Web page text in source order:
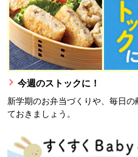
今週のストックに！
新学期のお弁当づくりや、毎日
ておきましょう。